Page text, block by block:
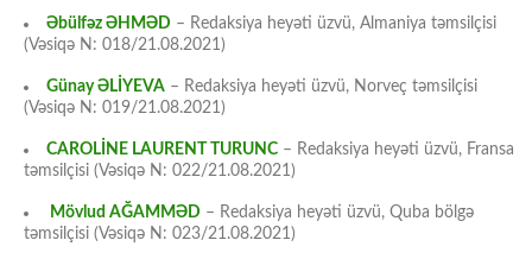
Əbülfəz ƏHMƏD – Redaksiya heyəti üzvü, Almaniya təmsilçisi
(Vəsiqə N: 018/21.08.2021)
Günay ƏLİYEVA – Redaksiya heyəti üzvü, Norveç təmsilçisi
(Vəsiqə N: 019/21.08.2021)
CAROLİNE LAURENT TURUNC – Redaksiya heyəti üzvü, Fransa
təmsilçisi (Vəsiqə N: 022/21.08.2021)
Mövlud AĞAMMƏD – Redaksiya heyəti üzvü, Quba bölgə
təmsilçisi (Vəsiqə N: 023/21.08.2021)